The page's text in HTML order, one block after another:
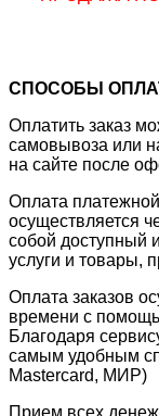
СПОСОБЫ
Оплатить заказ
самовывоза или
на сайте после
Оплата
осуществляется
собой доступный
услуги и товары,
Оплата заказов
времени с
Благодаря
самым удобным
Mastercard, МИР)
Прием всех